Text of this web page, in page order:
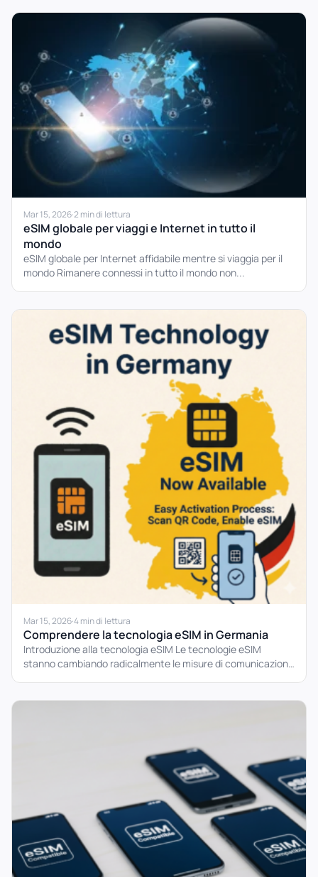
Mar 15, 2026·2 min di lettura
eSIM globale per viaggi e Internet in tutto il
mondo
eSIM globale per Internet affidabile mentre si viaggia per il
mondo Rimanere connessi in tutto il mondo non...
Mar 15, 2026·4 min di lettura
Comprendere la tecnologia eSIM in Germania
Introduzione alla tecnologia eSIM Le tecnologie eSIM
stanno cambiando radicalmente le misure di comunicazione